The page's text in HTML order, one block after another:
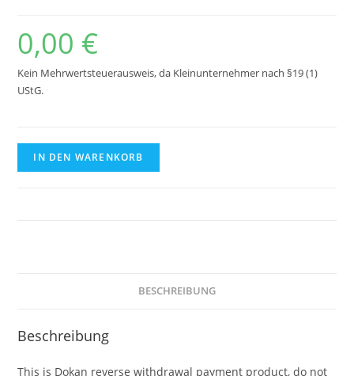
0,00 €
Kein Mehrwertsteuerausweis, da Kleinunternehmer nach §19 (1)
UStG.
Reverse
Withdrawal
IN DEN WARENKORB
BESCHREIBUNG
Beschreibung
This is Dokan reverse withdrawal payment product, do not